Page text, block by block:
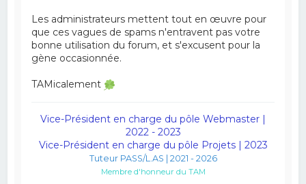
Les administrateurs mettent tout en œuvre pour
que ces vagues de spams n'entravent pas votre
bonne utilisation du forum, et s'excusent pour la
gène occasionnée.
TAMicalement
Vice-Président en charge du pôle Webmaster |
2022 - 2023
Vice-Président en charge du pôle Projets | 2023
Tuteur PASS/L.AS | 2021 - 2026
Membre d'honneur du TAM